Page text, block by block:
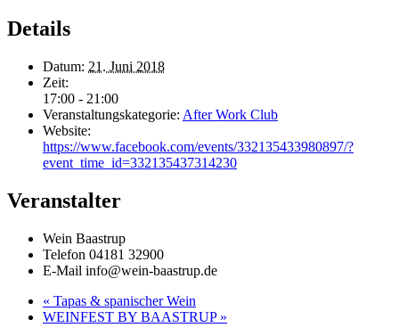
Details
Datum: 21. Juni 2018
Zeit:
17:00 - 21:00
Veranstaltungskategorie: After Work Club
Website:
https://www.facebook.com/events/332135433980897/?
event_time_id=332135437314230
Veranstalter
Wein Baastrup
Telefon 04181 32900
E-Mail info@wein-baastrup.de
« Tapas & spanischer Wein
WEINFEST BY BAASTRUP »